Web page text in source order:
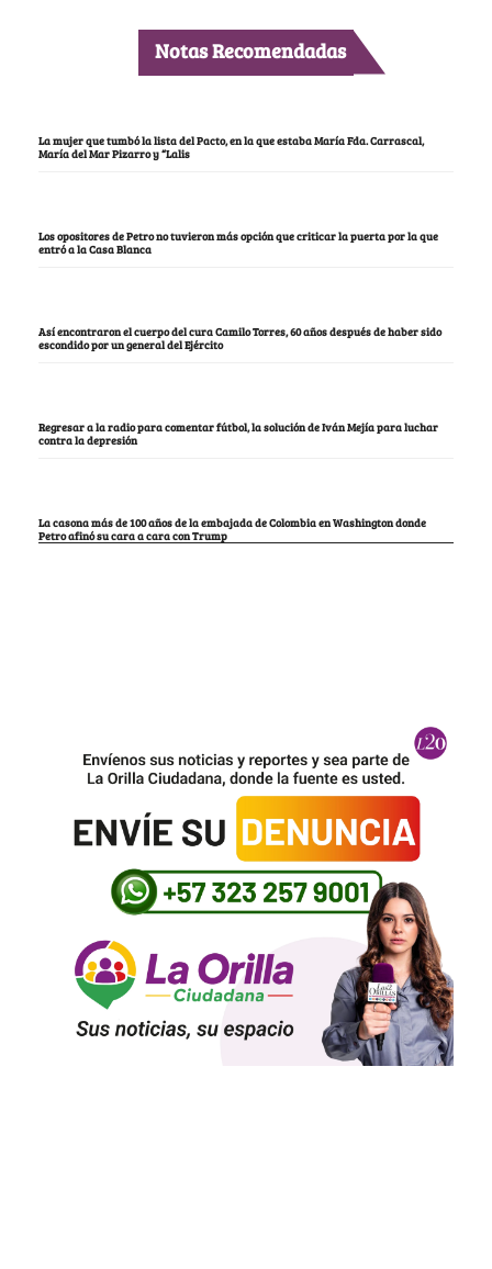
Notas Recomendadas
La mujer que tumbó la lista del Pacto, en la que estaba María Fda. Carrascal,
María del Mar Pizarro y “Lalis
Los opositores de Petro no tuvieron más opción que criticar la puerta por la que
entró a la Casa Blanca
Así encontraron el cuerpo del cura Camilo Torres, 60 años después de haber sido
escondido por un general del Ejército
Regresar a la radio para comentar fútbol, la solución de Iván Mejía para luchar
contra la depresión
La casona más de 100 años de la embajada de Colombia en Washington donde
Petro afinó su cara a cara con Trump